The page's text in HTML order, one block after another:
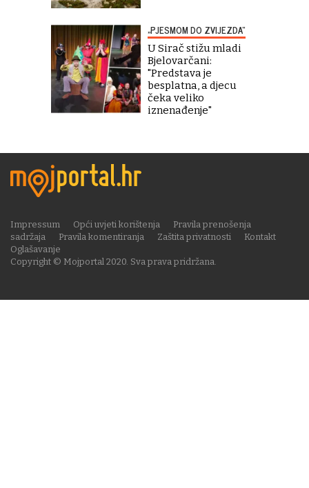
„PJESMOM DO ZVIJEZDA“
U Sirač stižu mladi
Bjelovarčani:
"Predstava je
besplatna, a djecu
čeka veliko
iznenađenje"
Copyright © Mojportal 2020. Sva prava pridržana.
Impressum Opći uvjeti korištenja
Pravila prenošenja
sadržaja
Pravila komentiranja Zaštita privatnosti
Kontakt
Oglašavanje